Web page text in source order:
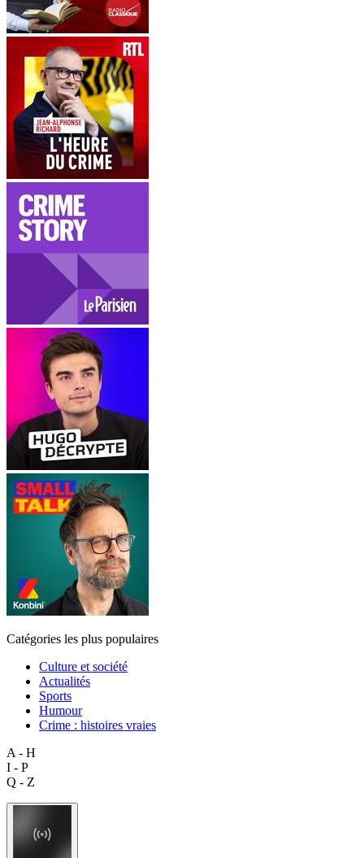
Catégories les plus populaires
Culture et société
Actualités
Sports
Humour
Crime : histoires vraies
A - H
I - P
Q - Z